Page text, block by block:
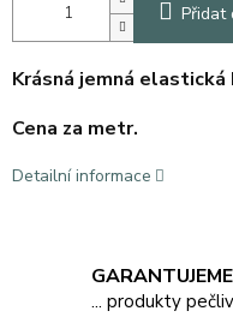
Přidat
Krásná jemná elastická
Cena za metr.
Detailní informace
... produkty